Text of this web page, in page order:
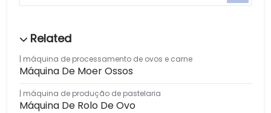
máquina de processamento de ovos e carne
Máquina De Moer Ossos
máquina de produção de pastelaria
Máquina De Rolo De Ovo